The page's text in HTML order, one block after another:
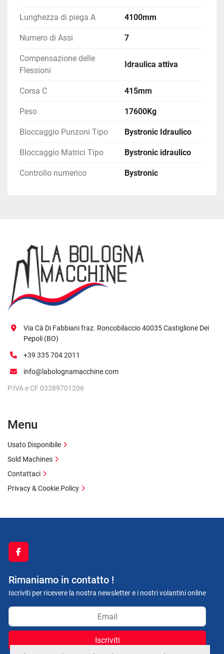
Lunghezza di piega A 4100mm
Numero di Assi 7
Compensazione delle
Flessioni
Idraulica attiva
Corsa C 415mm
Peso 17600Kg
Bloccaggio Punzoni Tipo Bystronic Idraulico
Bloccaggio Matrici Tipo Bystronic idraulico
Controllo numerico Bystronic
facebook
Rimaniamo in contatto !
Iscriviti per ricevere la nostra newsletter e i nostri volantini online
Iscriviti
Via Cà Di Fabbiani fraz. Roncobilaccio 40035 Castiglione Dei
Pepoli (BO)
+39 335 704 2011
info@labolognamacchine.com
P.IVA e CF 03389701206
Menu
Usato Disponibile
Sold Machines
Contattaci
Privacy & Cookie Policy